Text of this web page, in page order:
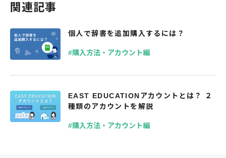
関連記事
個人で辞書を追加購入するには？
#購入方法・アカウント編
EAST EDUCATIONアカウントとは？ ２
種類のアカウントを解説
#購入方法・アカウント編